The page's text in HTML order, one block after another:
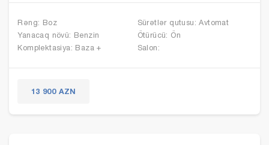
Rəng: Boz
Yanacaq növü: Benzin
Komplektasiya: Baza +
Sürətlər qutusu: Avtomat
Ötürücü: Ön
Salon:
13 900 AZN